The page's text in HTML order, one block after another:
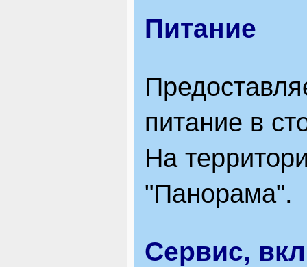
Питание
питание в
На
"Панорама".
Сервис,